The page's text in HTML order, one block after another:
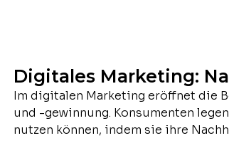
Digitales Marketing:
Im digitalen Marketing eröffnet die
und -gewinnung. Konsumenten
nutzen können, indem sie ihre